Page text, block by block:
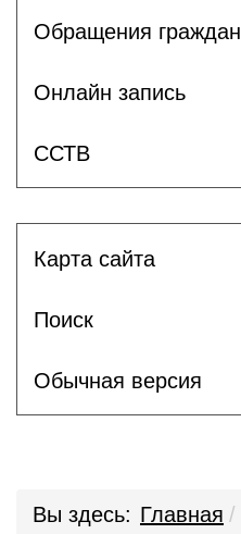
Обращения граждан
Онлайн запись
ССТВ
Карта сайта
Поиск
Обычная версия
Вы здесь: Главная